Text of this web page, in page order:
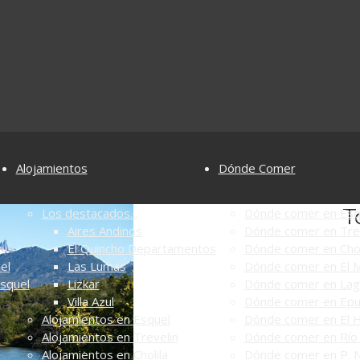
Alojamientos
Los destacados...
Aires Andinos
El Quincho Departamentos
Las Lumas
Lizkar
Villa Azul
Alojamientos en Esquel
Alojamientos en Trevelin
Alojamientos en Cholila
Dónde Comer
Dónde comer en
Dónde comer en
Dónde comer en P.